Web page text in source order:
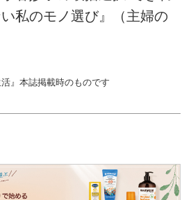
私のモノ選び』（主婦の
』本誌掲載時のものです